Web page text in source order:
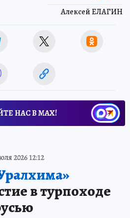
Алексей ЕЛАГИН
НАС В МАХ!
2026 12:12
в турпоходе